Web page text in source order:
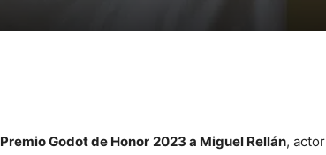
Premio Godot de Honor 2023 a Miguel Rellán, actor